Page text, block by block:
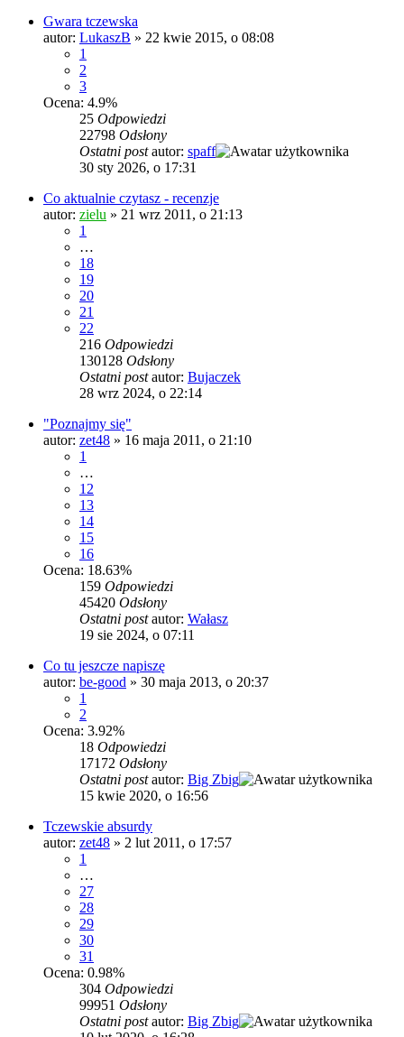
Gwara tczewska
autor: LukaszB » 22 kwie 2015, o 08:08
1
2
3
Ocena: 4.9%
25 Odpowiedzi
22798 Odsłony
Ostatni postautor: spaff
30 sty 2026, o 17:31
Co aktualnie czytasz - recenzje
autor: zielu » 21 wrz 2011, o 21:13
1
…
18
19
20
21
22
216 Odpowiedzi
130128 Odsłony
Ostatni postautor: Bujaczek
28 wrz 2024, o 22:14
"Poznajmy się"
autor: zet48 » 16 maja 2011, o 21:10
1
…
12
13
14
15
16
Ocena: 18.63%
159 Odpowiedzi
45420 Odsłony
Ostatni postautor: Wałasz
19 sie 2024, o 07:11
Co tu jeszcze napiszę
autor: be-good » 30 maja 2013, o 20:37
1
2
Ocena: 3.92%
18 Odpowiedzi
17172 Odsłony
Ostatni postautor: Big Zbig
15 kwie 2020, o 16:56
Tczewskie absurdy
autor: zet48 » 2 lut 2011, o 17:57
1
…
27
28
29
30
31
Ocena: 0.98%
304 Odpowiedzi
99951 Odsłony
Ostatni postautor: Big Zbig